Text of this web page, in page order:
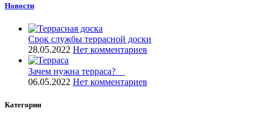
Новости
Срок службы террасной доски
28.05.2022 Нет комментариев
Зачем нужна терраса? ⠀
06.05.2022 Нет комментариев
Категории